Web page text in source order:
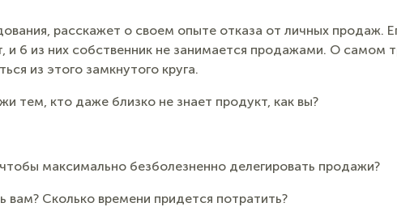
расскажет о своем опыте отказа от личных продаж.
и 6 из них собственник не занимается продажами. О самом
из этого замкнутого круга.
тем, кто даже близко не знает продукт, как вы?
максимально безболезненно делегировать продажи?
вам? Сколько времени придется потратить?